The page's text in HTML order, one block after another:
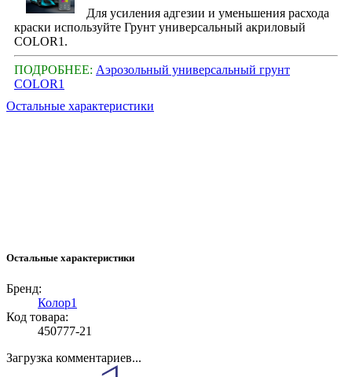
Для усиления адгезии и уменьшения расхода
краски используйте Грунт универсальный акриловый
COLOR1.
ПОДРОБНЕЕ: Аэрозольный универсальный грунт
COLOR1
Остальные характеристики
Остальные характеристики
Бренд:
Колор1
Код товара:
450777-21
Загрузка комментариев...